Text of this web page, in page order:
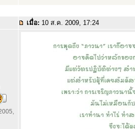
เมื่อ: 10 ส.ค. 2009, 17:24